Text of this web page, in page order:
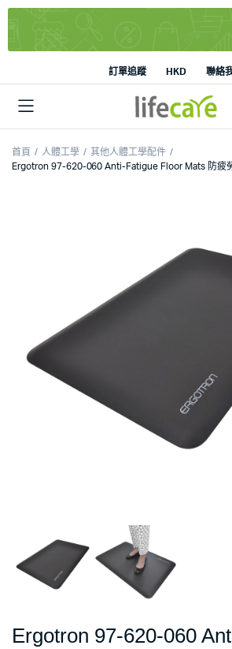
訂單追蹤 HKD 聯絡
首頁 人體工學
其他人體工學配件
Ergotron 97-620-060 Anti-Fatigue Floor Mats 防疲
Ergotron 97-620-060